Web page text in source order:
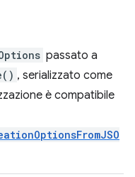
passato a
, serializzato come
è compatibile